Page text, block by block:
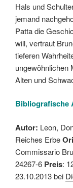
Hals und
jemand
Patta die
will, vertraut
tieferen
ungewöhnlichen
Alten und
Bibliografische
Autor: Leon,
Reiches Erbe
Commissario
24267-6 Preis:
23.10.2013 bei